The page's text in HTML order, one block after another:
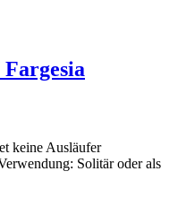
keine Ausläufer
Solitär oder als